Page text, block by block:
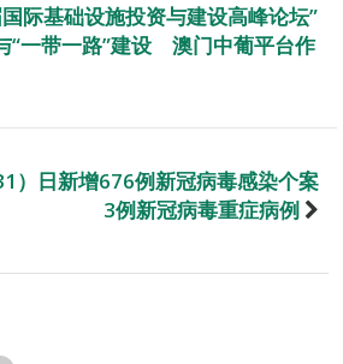
际基础设施投资与建设高峰论坛”
“一带一路”建设 澳门中葡平台作
）日新增676例新冠病毒感染个案
3例新冠病毒重症病例